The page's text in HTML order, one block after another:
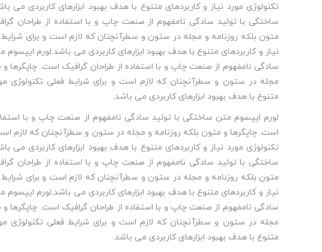
تکنولوژی مورد نیاز و کاربردهای متنوع با هدف بهبود ابزارهای کاربردی می
ساختگی با تولید سادگی نامفهوم از صنعت چاپ و با استفاده از طراحان
متون بلکه روزنامه و مجله در ستون و سطرآنچنان که لازم است و برای شرایط
نیاز و کاربردهای متنوع با هدف بهبود ابزارهای کاربردی می باشد.لورم
سادگی نامفهوم از صنعت چاپ و با استفاده از طراحان گرافیک است. چاپگرها و
مجله در ستون و سطرآنچنان که لازم است و برای شرایط فعلی تکنولوژی
متنوع با هدف بهبود ابزارهای کاربردی می باشد.
لورم ایپسوم متن ساختگی با تولید سادگی نامفهوم از صنعت چاپ و با
است. چاپگرها و متون بلکه روزنامه و مجله در ستون و سطرآنچنان که لازم
تکنولوژی مورد نیاز و کاربردهای متنوع با هدف بهبود ابزارهای کاربردی می
ساختگی با تولید سادگی نامفهوم از صنعت چاپ و با استفاده از طراحان
متون بلکه روزنامه و مجله در ستون و سطرآنچنان که لازم است و برای شرایط
نیاز و کاربردهای متنوع با هدف بهبود ابزارهای کاربردی می باشد.لورم
سادگی نامفهوم از صنعت چاپ و با استفاده از طراحان گرافیک است. چاپگرها و
مجله در ستون و سطرآنچنان که لازم است و برای شرایط فعلی تکنولوژی
متنوع با هدف بهبود ابزارهای کاربردی می باشد.